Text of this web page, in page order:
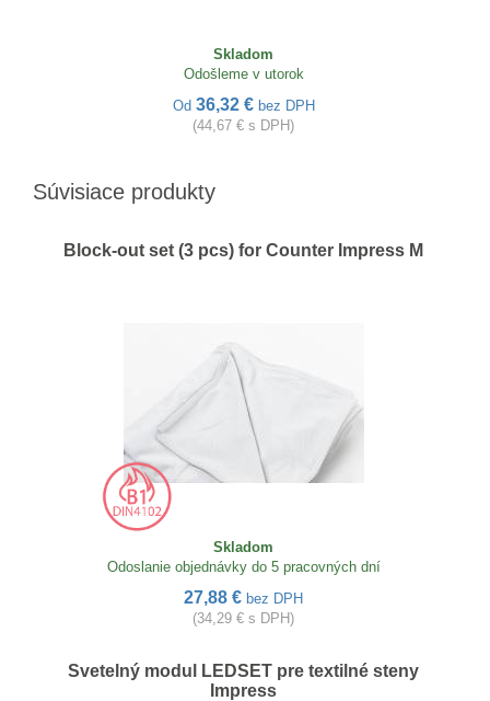
Skladom
Odošleme v utorok
Od 36,32 € bez DPH
(44,67 € s DPH)
Súvisiace produkty
Block-out set (3 pcs) for Counter Impress M
Skladom
Odoslanie objednávky do 5 pracovných dní
27,88 € bez DPH
(34,29 € s DPH)
Svetelný modul LEDSET pre textilné steny
Impress